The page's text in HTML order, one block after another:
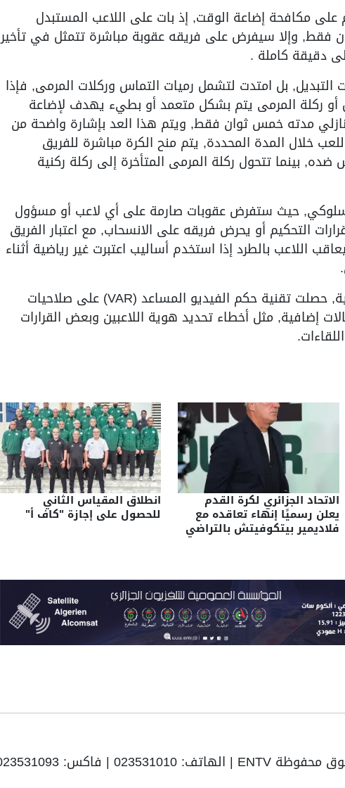
على مكافحة إضاعة الوقت, إذ بات على اللاعب المستبدل
أرض الملعب خلال 10 ثوان فقط, وإلا سيفرض على فريقه عقوبة مباشرة تتمثل في تأخير
دقيقة كاملة .
التبديل, بل امتدت لتشمل رميات التماس وركلات المرمى, فإذا
أو ركلة المرمى يتم بشكل متعمد أو بطيء يهدف لإضاعة
مدته خمس ثوان فقط, ويتم هذا العد بإشارة واضحة من
خلال المدة المحددة, يتم منح الكرة مباشرة للفريق
بينما تتحول ركلة المرمى المتأخرة إلى ركلة ركنية
حيث ستفرض عقوبات صارمة على أي لاعب أو مسؤول
التحكيم أو يحرض فريقه على الانسحاب, مع اعتبار الفريق
اللاعب بالطرد إذا استخدم أساليب اعتبرت غير رياضية أثناء
وفي إطار تعزيز العدالة التحكيمية, حصلت تقنية حكم الفيديو المساعد (VAR) على صلاحيات
إضافية, مثل أخطاء تحديد هوية اللاعبين وبعض القرارات
الاتحاد الجزائري لكرة القدم
يعلن رسميًا إنهاء تعاقده مع
فلاديمير بيتكوفيتش بالتراضي
انطلاق المقياس الثاني
للحصول على إجازة "كاف أ"